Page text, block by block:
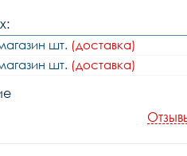
шт. (доставка)
шт. (доставка)